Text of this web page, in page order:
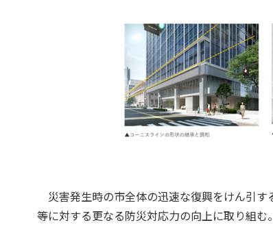
災害発生時の市全体の迅速な復興をけん引
等に対する更なる防災対応力の向上に取り組